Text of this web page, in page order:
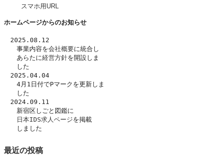
スマホ用URL
ホームページからのお知らせ
2025.08.12
事業内容を会社概要に統合し
あらたに経営方針を開設しま
した
2025.04.04
4月1日付でPマークを更新しま
した
2024.09.11
新宿区しごと図鑑に
日本IDS求人ページを掲載
しました
最近の投稿